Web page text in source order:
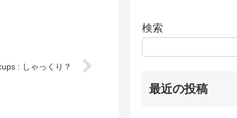
: しゃっくり？
検索
最近の投稿